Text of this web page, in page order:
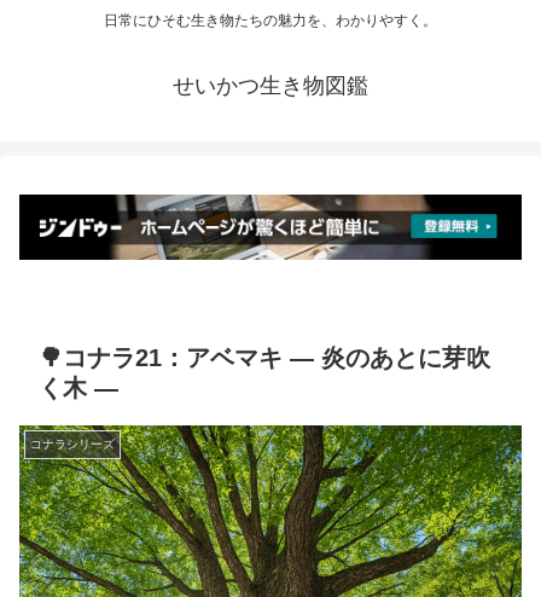
日常にひそむ生き物たちの魅力を、わかりやすく。
せいかつ生き物図鑑
🌳コナラ21：アベマキ ― 炎のあとに芽吹
く木 ―
コナラシリーズ